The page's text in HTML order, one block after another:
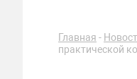
Главная -
практической